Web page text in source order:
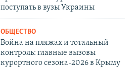
поступать в вузы Украины
ОБЩЕСТВО
Война на пляжах и тотальный
контроль: главные вызовы
курортного сезона-2026 в Крыму